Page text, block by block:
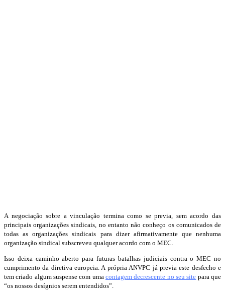
A negociação sobre a vinculação termina como se previa, sem acordo das
principais organizações sindicais, no entanto não conheço os comunicados de
todas as organizações sindicais para dizer afirmativamente que nenhuma
organização sindical subscreveu qualquer acordo com o MEC.
Isso deixa caminho aberto para futuras batalhas judiciais contra o MEC no
cumprimento da diretiva europeia. A própria ANVPC já previa este desfecho e
tem criado algum suspense com uma contagem decrescente no seu site para que
“os nossos desígnios serem entendidos”.